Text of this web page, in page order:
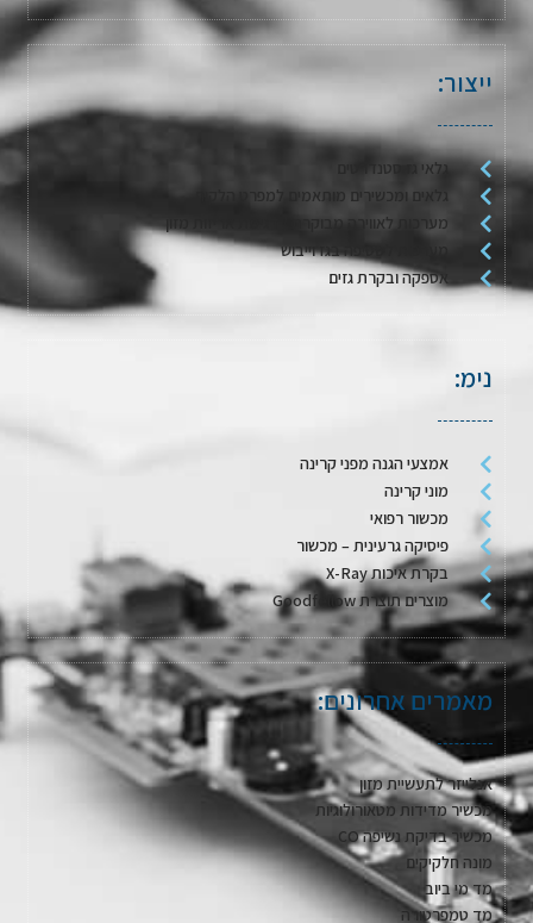
ייצור:
גלאי גז סטנדרטים
גלאים ומכשירים מותאמים למפרט הלקוח
מערכות לאווירה מבוקרת / דגימת אריזות מזון
מערכות לשטיפה בגז וייבוש
אספקה ובקרת גזים
נימ:
אמצעי הגנה מפני קרינה
מוני קרינה
מכשור רפואי
פיסיקה גרעינית – מכשור
בקרת איכות X-Ray
מוצרים תוצרת Goodfellow
מאמרים אחרונים:
אנלייזר לתעשיית מזון
מכשיר מדידות מטאורולוגיות
מכשיר בדיקת נשיפה CO
מונה חלקיקים
מד מי ביוב
מד טמפרטורה